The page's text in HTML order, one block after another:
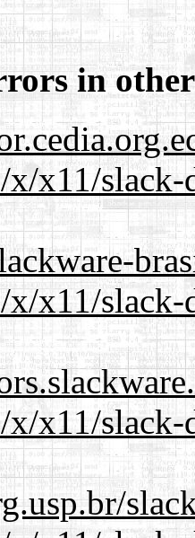
in
x/x11/
x/x11/
x/x11/